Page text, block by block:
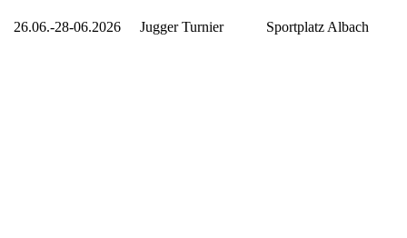
26.06.-28-06.2026 Jugger Turnier Sportplatz Albach